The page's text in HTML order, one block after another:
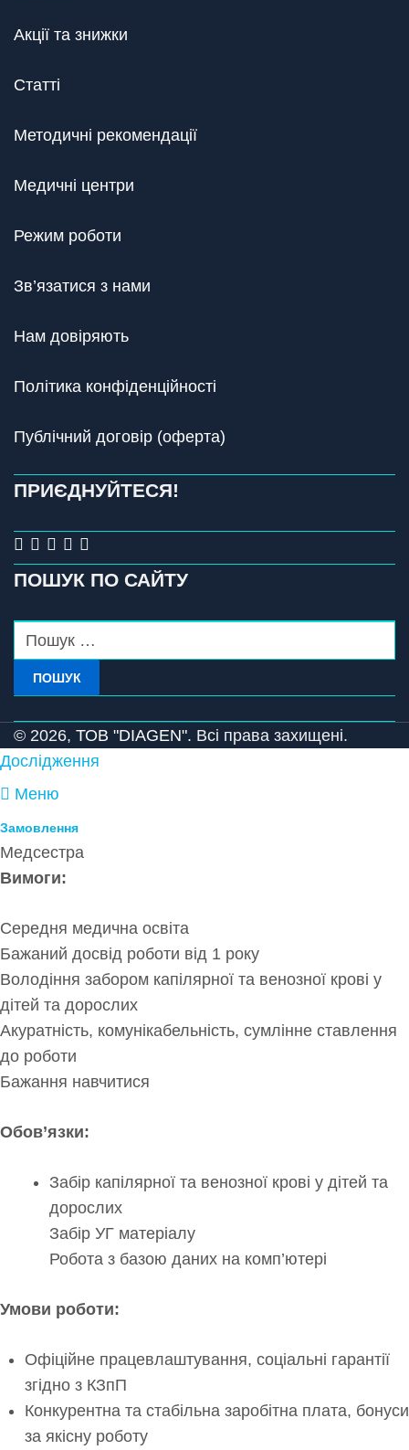
Акції та знижки
Статті
Методичні рекомендації
Медичні центри
Режим роботи
Зв’язатися з нами
Нам довіряють
Політика конфіденційності
Публічний договір (оферта)
ПРИЄДНУЙТЕСЯ!
ПОШУК ПО САЙТУ
ПОШУК
© 2026, ТОВ "DIAGEN". Всі права захищені.
Дослідження
Меню
Замовлення
Медсестра
Вимоги:
Середня медична освіта
Бажаний досвід роботи від 1 року
Володіння забором капілярної та венозної крові у
дітей та дорослих
Акуратність, комунікабельність, сумлінне ставлення
до роботи
Бажання навчитися
Обов’язки:
Забір капілярної та венозної крові у дітей та
дорослих
Забір УГ матеріалу
Робота з базою даних на комп’ютері
Умови роботи:
Офіційне працевлаштування, соціальні гарантії
згідно з КЗпП
Конкурентна та стабільна заробітна плата, бонуси
за якісну роботу